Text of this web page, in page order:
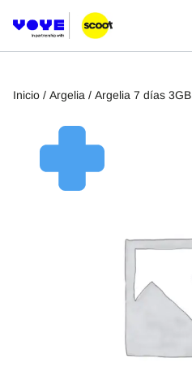
Inicio / Argelia / Argelia 7 días 3GB